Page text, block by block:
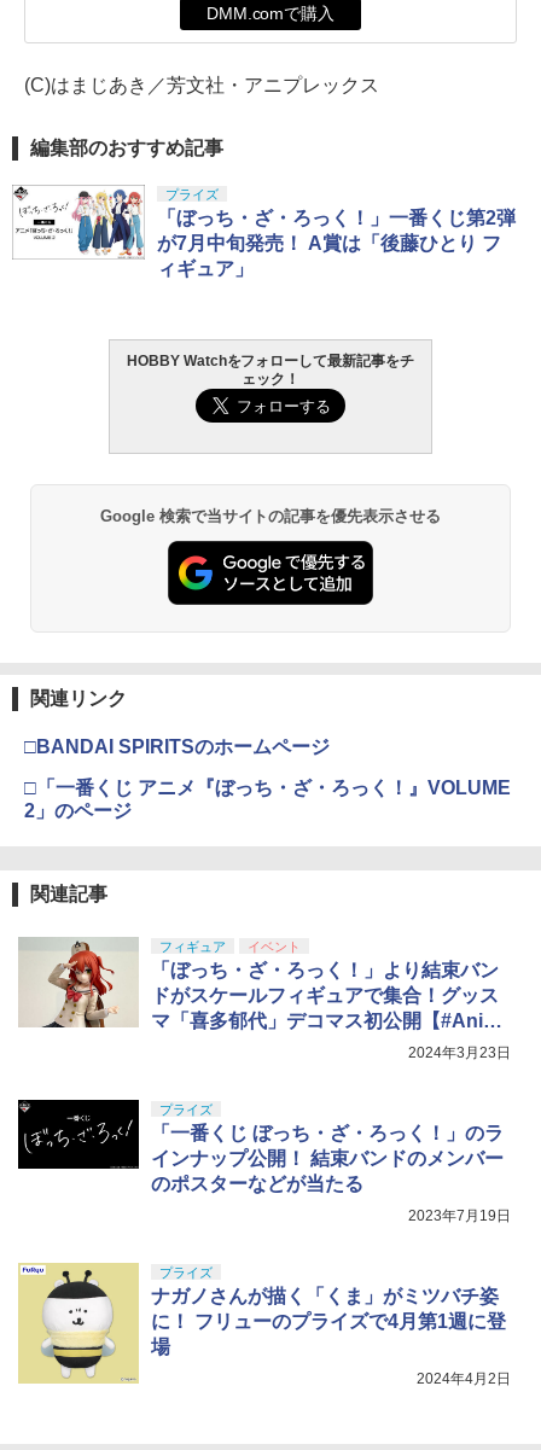
DMM.comで購入
(C)はまじあき／芳文社・アニプレックス
編集部のおすすめ記事
プライズ
「ぼっち・ざ・ろっく！」一番くじ第2弾
が7月中旬発売！ A賞は「後藤ひとり フ
ィギュア」
HOBBY Watchをフォローして最新記事をチ
ェック！
Google 検索で当サイトの記事を優先表示させる
関連リンク
□BANDAI SPIRITSのホームページ
□「一番くじ アニメ『ぼっち・ざ・ろっく！』VOLUME
2」のページ
関連記事
フィギュア イベント
「ぼっち・ざ・ろっく！」より結束バン
ドがスケールフィギュアで集合！グッス
マ「喜多郁代」デコマス初公開【#Anime
2024年3月23日
プライズ
「一番くじ ぼっち・ざ・ろっく！」のラ
インナップ公開！ 結束バンドのメンバー
のポスターなどが当たる
2023年7月19日
プライズ
ナガノさんが描く「くま」がミツバチ姿
に！ フリューのプライズで4月第1週に登
場
2024年4月2日